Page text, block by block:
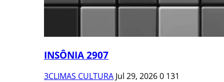
INSÔNIA 2907
3CLIMAS CULTURA Jul 29, 20260 131